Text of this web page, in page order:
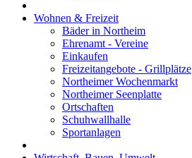
Wohnen & Freizeit
Bäder in Northeim
Ehrenamt - Vereine
Einkaufen
Freizeitangebote - Grillplätze
Northeimer Wochenmarkt
Northeimer Seenplatte
Ortschaften
Schuhwallhalle
Sportanlagen